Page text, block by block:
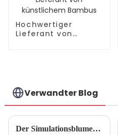
Hochwertiger
Lieferant von
Verwandter Blog
Der Simulationsblumenmarkt wächst weiter, Green-Living-Konzept soll die Entwicklung der Branche fördern